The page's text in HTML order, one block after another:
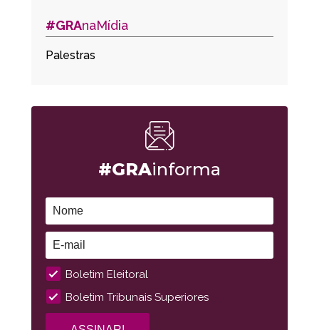
#GRAnaMídia
Palestras
#GRAinforma
Boletim Eleitoral
Boletim Tribunais Superiores